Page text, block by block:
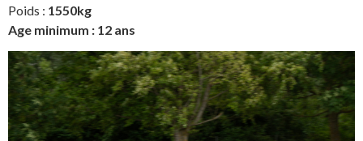
Poids : 1550kg
Age minimum : 12 ans